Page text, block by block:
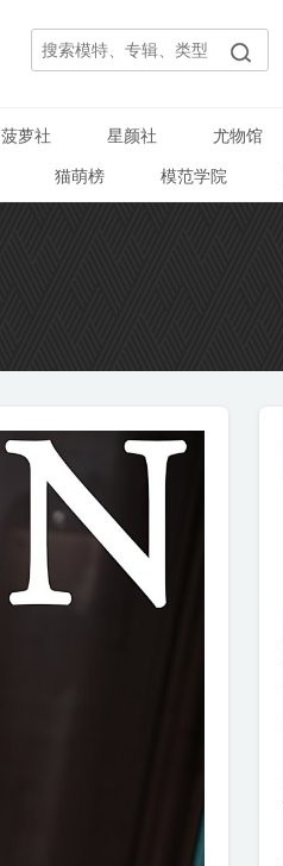
菠萝社 星颜社 尤物馆
猫萌榜 模范学院